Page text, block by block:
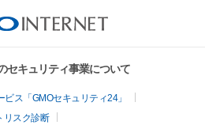
セキュリティ事業について
ス「GMOセキュリティ24」
リスク診断